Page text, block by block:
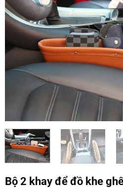
Bộ 2 khay để đồ khe